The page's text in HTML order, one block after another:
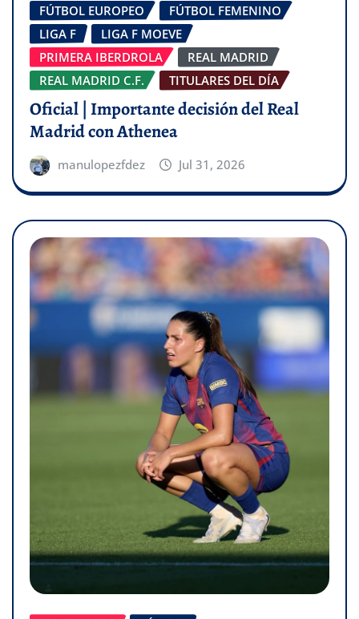
FÚTBOL EUROPEO
FÚTBOL FEMENINO
LIGA F
LIGA F MOEVE
PRIMERA IBERDROLA
REAL MADRID
REAL MADRID C.F.
TITULARES DEL DÍA
Oficial | Importante decisión del Real
Madrid con Athenea
manulopezfdez Jul 31, 2026